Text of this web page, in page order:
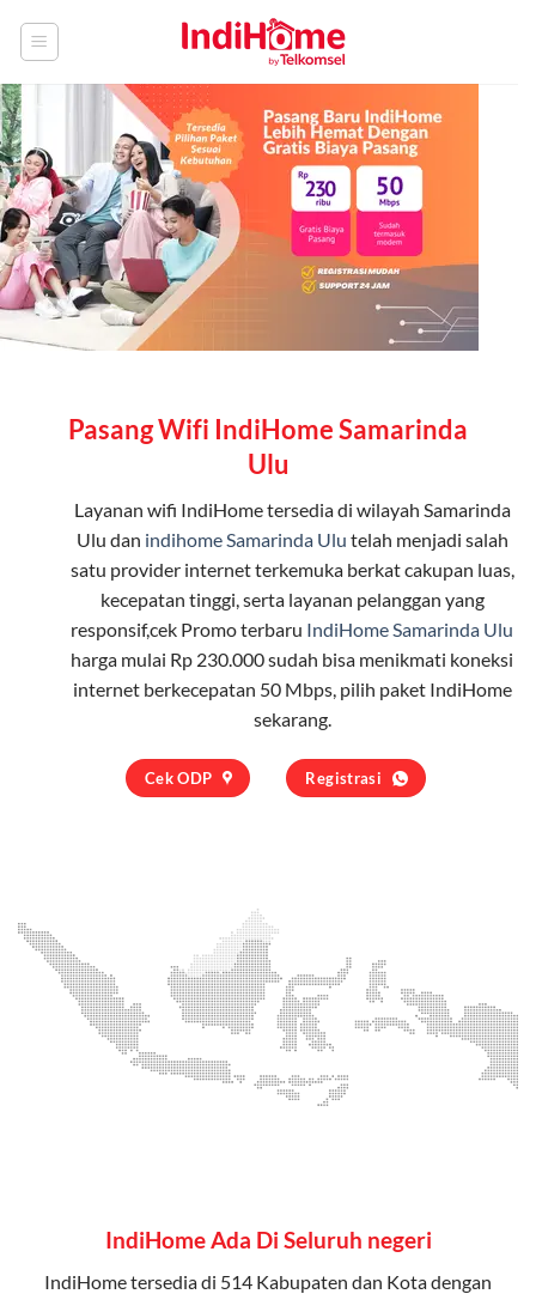
Pasang Wifi IndiHome Samarinda
Ulu
Layanan wifi IndiHometersedia di wilayah Samarinda
Ulu dan indihome Samarinda Ulu telah menjadi salah
satu provider internet terkemuka berkat cakupan luas,
kecepatan tinggi, serta layanan pelanggan yang
responsif,cek Promo terbaru IndiHome Samarinda Ulu
harga mulai Rp 230.000 sudah bisa menikmati koneksi
internet berkecepatan 50 Mbps, pilih paket IndiHome
sekarang.
Cek ODP Registrasi
IndiHome Ada Di Seluruh negeri
IndiHome tersedia di 514 Kabupaten dan Kota dengan